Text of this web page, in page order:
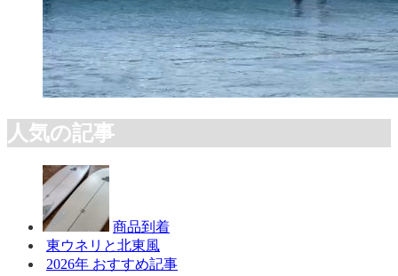
人気の記事
商品到着
東ウネリと北東風
2026年 おすすめ記事